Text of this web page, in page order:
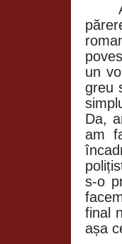
un
greu
Da,
am
s-o
final
așa